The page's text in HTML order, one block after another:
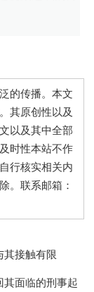
的传播。本文
其原创性以及
以及其中全部
时性本站不作
行核实相关内
。联系邮箱：
其接触有限
其面临的刑事起